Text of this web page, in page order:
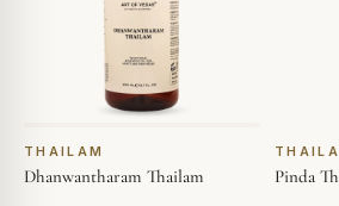
THAILAM
Dhanwantharam Thailam Pinda